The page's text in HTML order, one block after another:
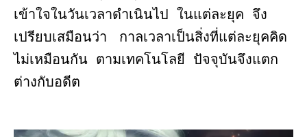
เข้าใจในวันเวลาดำเนินไป ในแต่ละยุค จึง
เปรียบเสมือนว่า กาลเวลาเป็นสิ่งที่แต่ละยุคคิด
ไม่เหมือนกัน ตามเทคโนโลยี ปัจจุบันจึงแตก
ต่างกับอดีต